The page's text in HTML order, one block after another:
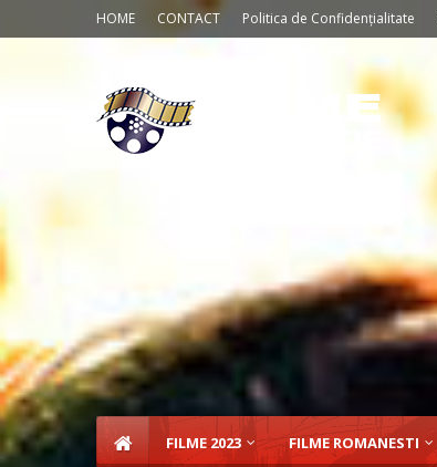
HOME CONTACT Politica de Confidențialitate
FILME 2023 FILME ROMANESTI